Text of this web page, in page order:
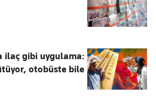
ilaç gibi uygulama:
otobüste bile